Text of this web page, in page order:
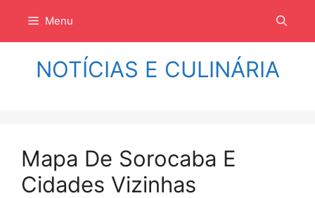
isi
Menu
NOTÍCIAS E CULINÁRIA
Mapa De Sorocaba E
Cidades Vizinhas